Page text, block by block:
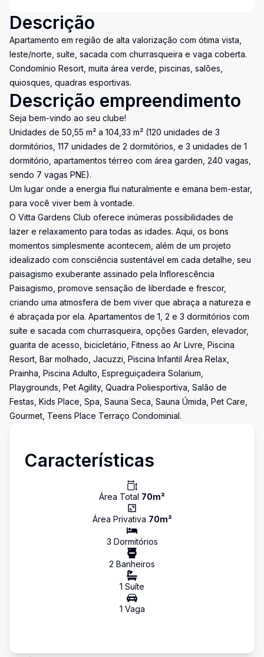
Descrição
Apartamento em região de alta valorização com ótima vista,
leste/norte, suíte, sacada com churrasqueira e vaga coberta.
Condomínio Resort, muita área verde, piscinas, salões,
quiosques, quadras esportivas.
Descrição empreendimento
Seja bem-vindo ao seu clube!
Unidades de 50,55 m² a 104,33 m² (120 unidades de 3
dormitórios, 117 unidades de 2 dormitórios, e 3 unidades de 1
dormitório, apartamentos térreo com área garden, 240 vagas,
sendo 7 vagas PNE).
Um lugar onde a energia flui naturalmente e emana bem-estar,
para você viver bem à vontade.
O Vitta Gardens Club oferece inúmeras possibilidades de
lazer e relaxamento para todas as idades. Aqui, os bons
momentos simplesmente acontecem, além de um projeto
idealizado com consciência sustentável em cada detalhe, seu
paisagismo exuberante assinado pela Inflorescência
Paisagismo, promove sensação de liberdade e frescor,
criando uma atmosfera de bem viver que abraça a natureza e
é abraçada por ela. Apartamentos de 1, 2 e 3 dormitórios com
suíte e sacada com churrasqueira, opções Garden, elevador,
guarita de acesso, bicicletário, Fitness ao Ar Livre, Piscina
Resort, Bar molhado, Jacuzzi, Piscina Infantil Área Relax,
Prainha, Piscina Adulto, Espreguiçadeira Solarium,
Playgrounds, Pet Agility, Quadra Poliesportiva, Salão de
Festas, Kids Place, Spa, Sauna Seca, Sauna Úmida, Pet Care,
Gourmet, Teens Place Terraço Condominial.
Características
Área Total 70m²
Área Privativa 70m²
3 Dormitórios
2 Banheiros
1 Suíte
1 Vaga